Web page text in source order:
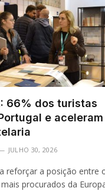
66% dos turistas
e aceleram
JULHO 30, 2026
reforçar a posição entre
procurados da